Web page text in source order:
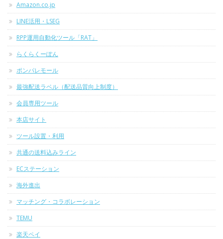
Amazon.co.jp
LINE活用・LSEG
RPP運用自動化ツール「RAT」
らくらくーぽん
ポンパレモール
最強配送ラベル（配送品質向上制度）
会員専用ツール
本店サイト
ツール設置・利用
共通の送料込みライン
ECステーション
海外進出
マッチング・コラボレーション
TEMU
楽天ペイ